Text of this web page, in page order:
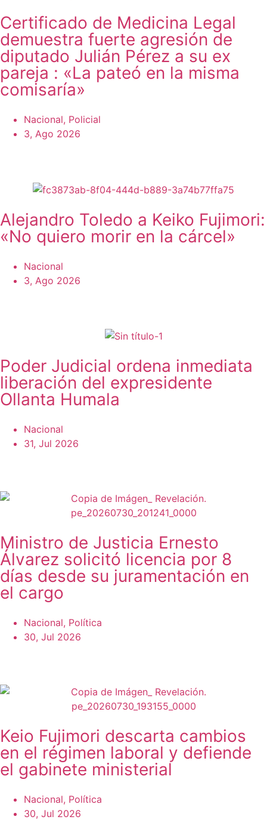
Certificado de Medicina Legal
demuestra fuerte agresión de
diputado Julián Pérez a su ex
pareja : «La pateó en la misma
comisaría»
Nacional, Policial
3, Ago 2026
Alejandro Toledo a Keiko Fujimori:
«No quiero morir en la cárcel»
Nacional
3, Ago 2026
Poder Judicial ordena inmediata
liberación del expresidente
Ollanta Humala
Nacional
31, Jul 2026
Ministro de Justicia Ernesto
Álvarez solicitó licencia por 8
días desde su juramentación en
el cargo
Nacional, Política
30, Jul 2026
Keio Fujimori descarta cambios
en el régimen laboral y defiende
el gabinete ministerial
Nacional, Política
30, Jul 2026